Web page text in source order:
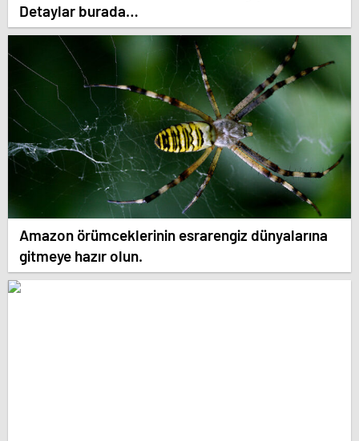
Detaylar burada…
Amazon örümceklerinin esrarengiz dünyalarına
gitmeye hazır olun.